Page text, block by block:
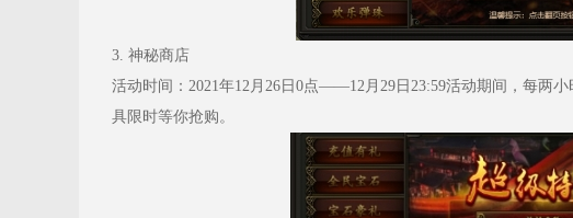
3. 神秘商店
活动时间：2021年12月26日0点——12月29日23:59活动期间，每两
具限时等你抢购。